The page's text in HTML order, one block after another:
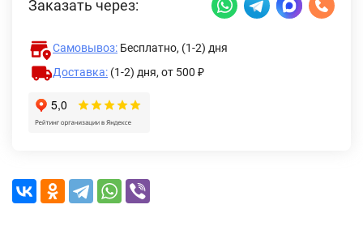
Заказать через:
Самовывоз: Бесплатно, (1-2) дня
Доставка: (1-2) дня, от 500 ₽